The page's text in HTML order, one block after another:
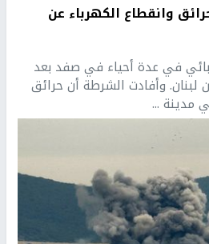
وانقطاع الكهرباء عن
في عدة أحياء في صفد بعد
وأفادت الشرطة أن حرائق
مدينة ...